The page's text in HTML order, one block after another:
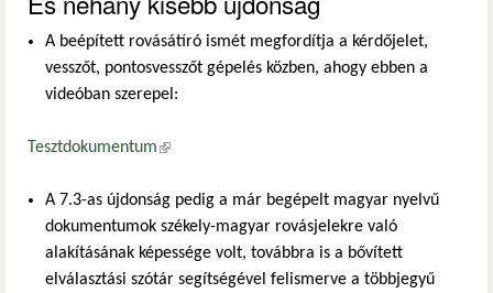
A beépített rovásátíró ismét megfordítja a kérdőjelet,
vesszőt, pontosvesszőt gépelés közben, ahogy ebben a
videóban szerepel:
Tesztdokumentum(külső hivatkozás)
A 7.3-as újdonság pedig a már begépelt magyar nyelvű
dokumentumok székely-magyar rovásjelekre való
alakításának képessége volt, továbbra is a bővített
elválasztási szótár segítségével felismerve a többjegyű